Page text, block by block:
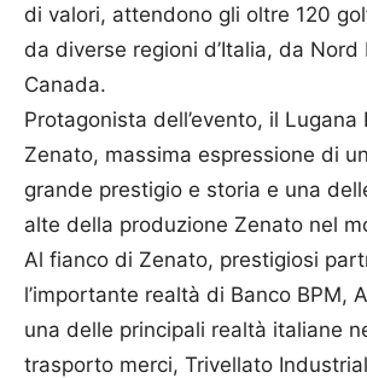
di valori, attendono gli oltre 120
da diverse regioni d’Italia, da Nord
Canada.
Protagonista dell’evento, il Lugana
Zenato, massima espressione di
grande prestigio e storia e una
alte della produzione Zenato nel
Al fianco di Zenato, prestigiosi
l’importante realtà di Banco BPM,
una delle principali realtà italiane
trasporto merci, Trivellato